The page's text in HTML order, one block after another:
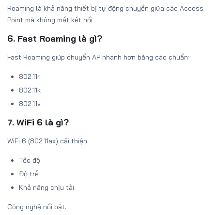
Roaming là khả năng thiết bị tự động chuyển giữa các Access
Point mà không mất kết nối.
6. Fast Roaming là gì?
Fast Roaming giúp chuyển AP nhanh hơn bằng các chuẩn:
802.11r
802.11k
802.11v
7. WiFi 6 là gì?
WiFi 6 (802.11ax) cải thiện:
Tốc độ
Độ trễ
Khả năng chịu tải
Công nghệ nổi bật: